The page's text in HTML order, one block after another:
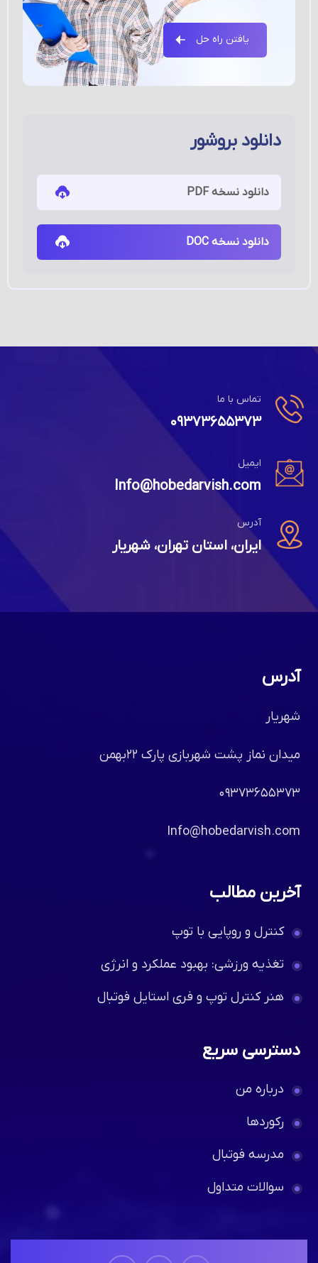
یافتن راه حل
دانلود بروشور
دانلود نسخه PDF
دانلود نسخه DOC
تماس با ما
۰۹۳۷۳۶۵۵۳۷۳
ایمیل
Info@hobedarvish.com
آدرس
ایران، استان تهران، شهریار
آدرس
شهریار
میدان نماز پشت شهربازی پارک ۲۲بهمن
۰۹۳۷۳۶۵۵۳۷۳
Info@hobedarvish.com
آخرین مطالب
کنترل و روپایی با توپ
تغذیه ورزشی: بهبود عملکرد و انرژی
هنر کنترل توپ و فری استایل فوتبال
دسترسی سریع
درباره من
رکوردها
مدرسه فوتبال
سوالات متداول